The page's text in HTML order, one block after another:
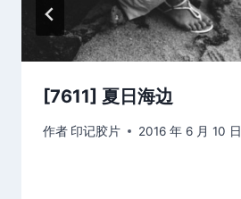
[7611] 夏日海边
作者 印记胶片 2016 年 6 月 10 日